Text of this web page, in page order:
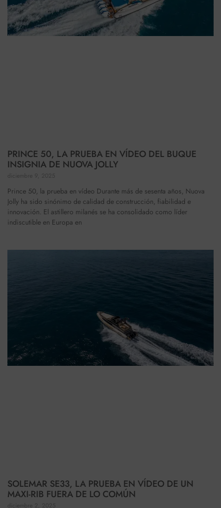
PRINCE 50, LA PRUEBA EN VÍDEO DEL BUQUE
INSIGNIA DE NUOVA JOLLY
diciembre 9, 2025
Prince 50, la prueba en vídeo Durante más de sesenta años, Nuova
Jolly ha sido sinónimo de calidad de construcción, fiabilidad e
innovación. El astillero milanés se ha consolidado como líder
indiscutible en Europa en
SOLEMAR SE33, LA PRUEBA EN VÍDEO DE UN
MAXI-RIB FUERA DE LO COMÚN
diciembre 2, 2025